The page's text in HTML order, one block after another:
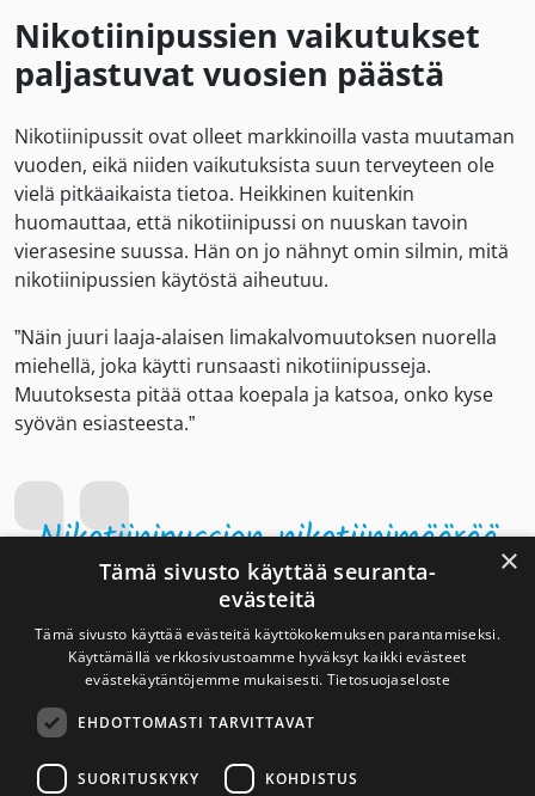
Nikotiinipussien vaikutukset
paljastuvat vuosien päästä
Nikotiinipussit ovat olleet markkinoilla vasta muutaman
vuoden, eikä niiden vaikutuksista suun terveyteen ole
vielä pitkäaikaista tietoa. Heikkinen kuitenkin
huomauttaa, että nikotiinipussi on nuuskan tavoin
vierasesine suussa. Hän on jo nähnyt omin silmin, mitä
nikotiinipussien käytöstä aiheutuu.
”Näin juuri laaja-alaisen limakalvomuutoksen nuorella
miehellä, joka käytti runsaasti nikotiinipusseja.
Muutoksesta pitää ottaa koepala ja katsoa, onko kyse
syövän esiasteesta.”
Nikotiinipussien nikotiinimäärää
tulisi laskea huomattavasti
Heikkinen uskoo, ettei uusien nikotiinituotteiden riskejä
tiedosteta riittävästi. Tutkimustietoa ei ole vielä ehtinyt
kertyä, mutta käynnissä on ihmiskoe:
×
Tämä sivusto käyttää seuranta-
evästeitä
Tämä sivusto käyttää evästeitä käyttökokemuksen parantamiseksi.
Käyttämällä verkkosivustoamme hyväksyt kaikki evästeet
evästekäytäntöjemme mukaisesti. Tietosuojaseloste
EHDOTTOMASTI TARVITTAVAT
SUORITUSKYKY KOHDISTUS